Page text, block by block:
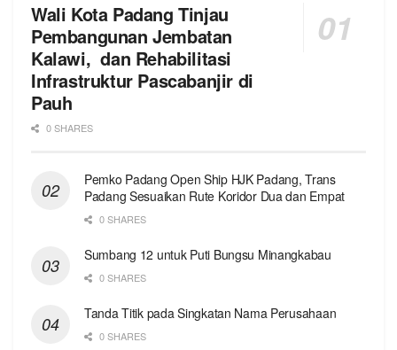
Wali Kota Padang Tinjau
Pembangunan Jembatan
Kalawi, dan Rehabilitasi
Infrastruktur Pascabanjir di
Pauh
0 SHARES
Pemko Padang Open Ship HJK Padang, Trans
Padang Sesuaikan Rute Koridor Dua dan Empat
0 SHARES
Sumbang 12 untuk Puti Bungsu Minangkabau
0 SHARES
Tanda Titik pada Singkatan Nama Perusahaan
0 SHARES